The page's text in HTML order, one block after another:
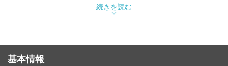
パンは窯から出したばかりの熱々を。
1杯ずつ豆を挽き抽出する「一杯だて方式」にこだわりま
した。
続きを読む
基本情報